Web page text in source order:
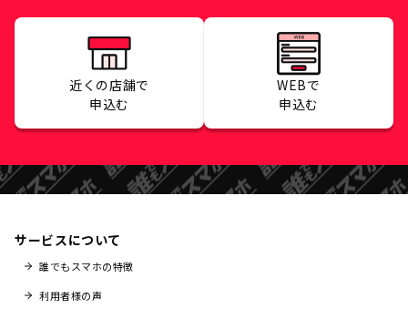
近くの店舗で
申込む
WEBで
申込む
サービスについて
誰でもスマホの特徴
利用者様の声